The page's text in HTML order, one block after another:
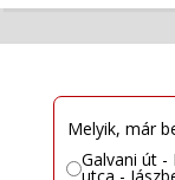
Melyik, már
Galvani út